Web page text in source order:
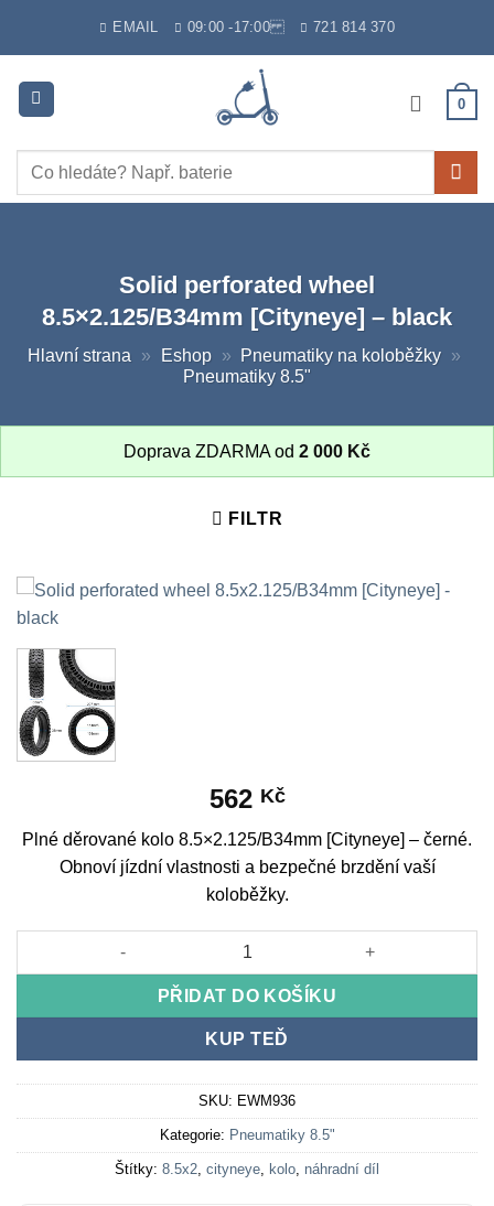
EMAIL 09:00 -17:00 721 814 370
0
Hledat:
Solid perforated wheel
8.5×2.125/B34mm [Cityneye] – black
Hlavní strana » Eshop » Pneumatiky na koloběžky »
Pneumatiky 8.5"
Doprava ZDARMA od 2 000 Kč
FILTR
562 Kč
Plné děrované kolo 8.5×2.125/B34mm [Cityneye] – černé.
Obnoví jízdní vlastnosti a bezpečné brzdění vaší
koloběžky.
Solid perforated wheel 8.5x2.125/B34mm [Cityneye] - black
PŘIDAT DO KOŠÍKU
KUP TEĎ
SKU: EWM936
Kategorie: Pneumatiky 8.5"
Štítky: 8.5x2, cityneye, kolo, náhradní díl